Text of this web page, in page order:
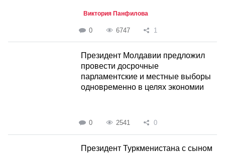
Виктория Панфилова
0 6747 1
Президент Молдавии предложил
провести досрочные
парламентские и местные выборы
одновременно в целях экономии
0 2541 0
Президент Туркменистана с сыном